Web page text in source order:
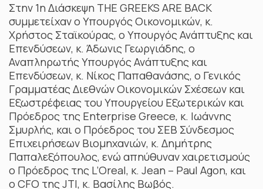
Στην 1η Διάσκεψη THE GREEKS ARE BACK
συμμετείχαν ο Υπουργός Οικονομικών, κ.
Χρήστος Σταϊκούρας, ο Υπουργός Ανάπτυξης και
Επενδύσεων, κ. Άδωνις Γεωργιάδης, ο
Αναπληρωτής Υπουργός Ανάπτυξης και
Επενδύσεων, κ. Νίκος Παπαθανάσης, ο Γενικός
Γραμματέας Διεθνών Οικονομικών Σχέσεων και
Εξωστρέφειας του Υπουργείου Εξωτερικών και
Πρόεδρος της Enterprise Greece, κ. Ιωάννης
Σμυρλής, και ο Πρόεδρος του ΣΕΒ Σύνδεσμος
Επιχειρήσεων Βιομηχανιών, κ. Δημήτρης
Παπαλεξόπουλος, ενώ απηύθυναν χαιρετισμούς
ο Πρόεδρος της L’Oreal, κ. Jean – Paul Agon, και
ο CFO της JTI, κ. Βασίλης Βωβός.